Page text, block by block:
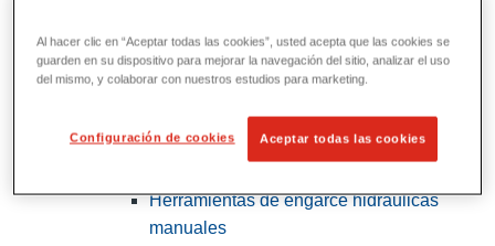
Herramientas de servicios públicos y de
View All Herramientas de servicios
Herramientas de engarce hidráulicas
manuales
Al hacer clic en “Aceptar todas las cookies”, usted acepta que las cookies se
guarden en su dispositivo para mejorar la navegación del sitio, analizar el uso
del mismo, y colaborar con nuestros estudios para marketing.
Configuración de cookies Aceptar todas las cookies